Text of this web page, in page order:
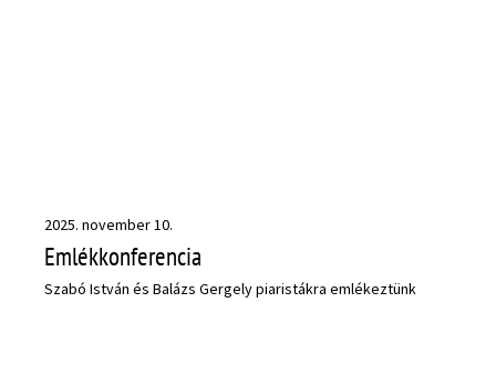
2025. november 10.
Emlékkonferencia
Szabó István és Balázs Gergely piaristákra emlékeztünk